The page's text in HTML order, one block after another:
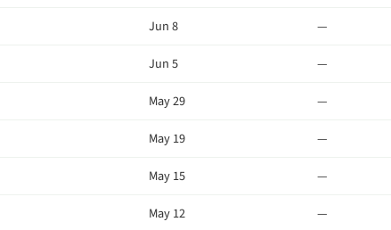
Jun 8 —
Jun 5 —
May 29 —
May 19 —
May 15 —
May 12 —